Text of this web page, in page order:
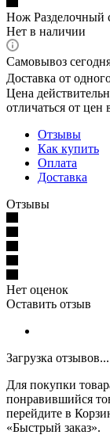
Нож Разделочный
Нет в наличии
Самовывоз
Доставка от
Цена
отличаться от
Отзывы
Как купить
Оплата
Доставка
Отзывы
Нет оценок
Оставить отзыв
Загрузка отзывов...
Для покупки
понравившийся
перейдите в
«Быстрый заказ».